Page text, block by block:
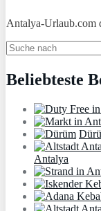
Antalya-Urlaub.com
Beliebteste
Antalya